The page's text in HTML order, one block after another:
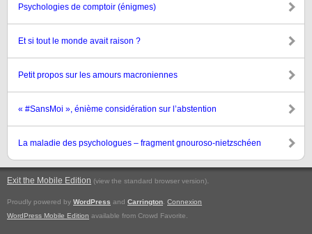
Psychologies de comptoir (énigmes)
Et si tout le monde avait raison ?
Petit propos sur les amours macroniennes
« #SansMoi », énième considération sur l’abstention
La maladie des psychologues – fragment gnouroso-nietzschéen
Exit the Mobile Edition (view the standard browser version).
Proudly powered by WordPress and Carrington Connexion
WordPress Mobile Edition available from Crowd Favorite.